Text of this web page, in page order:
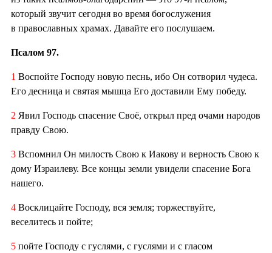
который звучит сегодня во время богослужения
в православных храмах. Давайте его послушаем.
Псалом 97.
1 Воспойте Господу новую песнь, ибо Он сотворил чудеса.
Его десница и святая мышца Его доставили Ему победу.
2 Явил Господь спасение Своё, открыл пред очами народов
правду Свою.
3 Вспомнил Он милость Свою к Иакову и верность Свою к
дому Израилеву. Все концы земли увидели спасение Бога
нашего.
4 Восклицайте Господу, вся земля; торжествуйте,
веселитесь и пойте;
5 пойте Господу с гуслями, с гуслями и с гласом